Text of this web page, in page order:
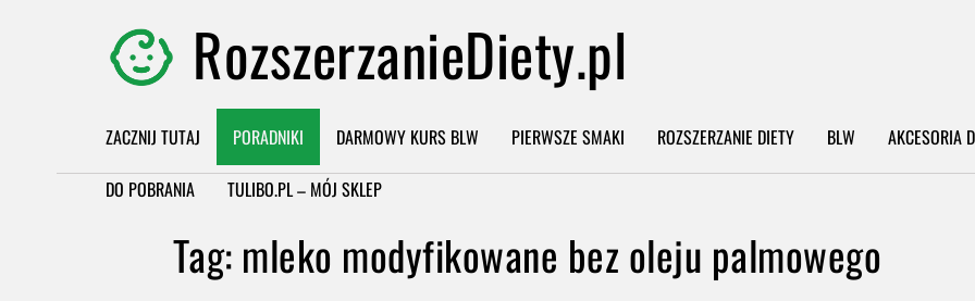
RozszerzanieDiety.pl
ZACZNIJ TUTAJ PORADNIKI DARMOWY KURS BLW PIERWSZE SMAKI ROZSZERZANIE DIETY BLW
AKCESORIA
DO POBRANIA
TULIBO.PL – MÓJ SKLEP
Tag: mleko modyfikowane bez oleju palmowego
Imię*
Email*